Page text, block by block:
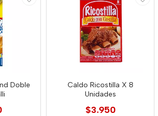
Doble
Caldo Ricostilla X 8
Unidades
$3.950